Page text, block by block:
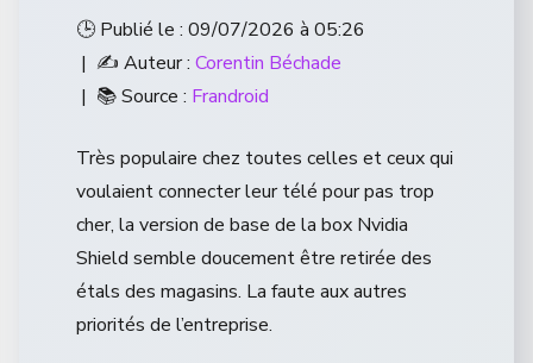
🕒 Publié le : 09/07/2026 à 05:26
| ✍️ Auteur : Corentin Béchade
| 📚 Source : Frandroid
Très populaire chez toutes celles et ceux qui
voulaient connecter leur télé pour pas trop
cher, la version de base de la box Nvidia
Shield semble doucement être retirée des
étals des magasins. La faute aux autres
priorités de l’entreprise.